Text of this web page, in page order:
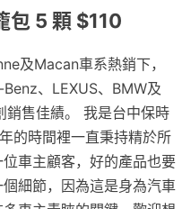
包 5 顆 $110
及Macan車系熱銷下，
、LEXUS、BMW及
銷售佳績。 我是台中保時
的時間裡一直秉持精於所
車主顧客，好的產品也要
細節，因為這是身為汽車